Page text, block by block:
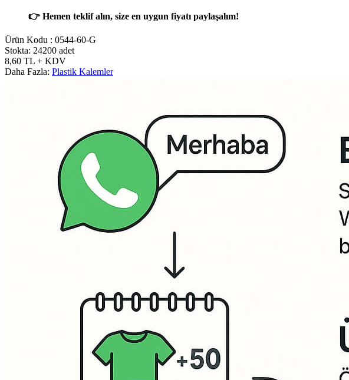
👉 Hemen teklif alın, size en uygun fiyatı paylaşalım!
Ürün Kodu : 0544-60-G
Stokta: 24200 adet
8,60 TL + KDV
Daha Fazla: Plastik Kalemler